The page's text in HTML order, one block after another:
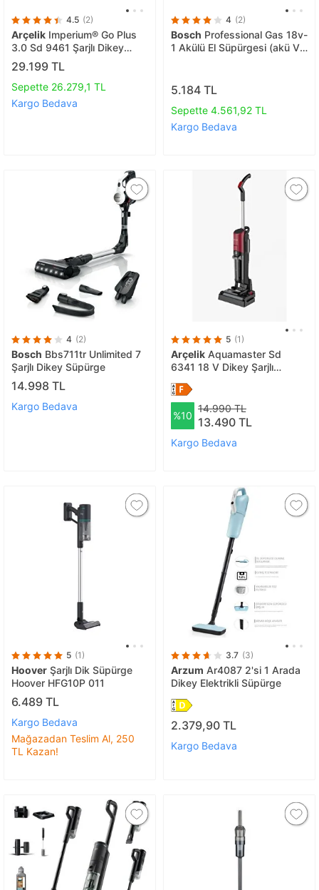
4.5 (2)
Arçelik Imperium® Go Plus
3.0 Sd 9461 Şarjlı Dikey
Süpürge
29.199 TL
Sepette 26.279,1 TL
Kargo Bedava
4 (2)
Bosch Professional Gas 18v-
1 Akülü El Süpürgesi (akü Ve
5.184 TL
Sepette 4.561,92 TL
Kargo Bedava
4 (2)
Bosch Bbs711tr Unlimited 7
Şarjlı Dikey Süpürge
14.998 TL
Kargo Bedava
5 (1)
Arçelik Aquamaster Sd
6341 18 V Dikey Şarjlı
%10
14.990 TL
13.490 TL
Kargo Bedava
5 (1)
Hoover Şarjlı Dik Süpürge
Hoover HFG10P 011
6.489 TL
Kargo Bedava
Mağazadan Teslim Al, 250
TL Kazan!
3.7 (3)
Arzum Ar4087 2'si 1 Arada
Dikey Elektrikli Süpürge
2.379,90 TL
Kargo Bedava